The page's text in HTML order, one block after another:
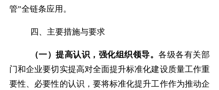
管”全链条应用。
四、主要措施与要求
（一）提高认识，强化组织领导。各级各有关部
门和企业要切实提高对全面提升标准化建设质量工作重
要性、必要性的认识，要将标准化提升工作作为推动企